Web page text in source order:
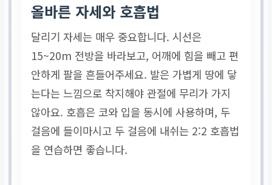
올바른 자세와 호흡법
달리기 자세는 매우 중요합니다. 시선은
15~20m 전방을 바라보고, 어깨에 힘을 빼고 편
안하게 팔을 흔들어주세요. 발은 가볍게 땅에 닿
는다는 느낌으로 착지해야 관절에 무리가 가지
않아요. 호흡은 코와 입을 동시에 사용하며, 두
걸음에 들이마시고 두 걸음에 내쉬는 2:2 호흡법
을 연습하면 좋습니다.